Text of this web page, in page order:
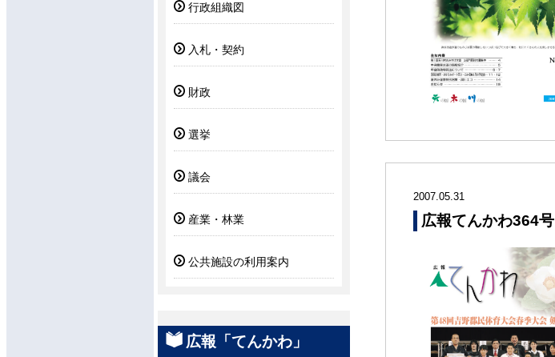
行政組織図
入札・契約
財政
選挙
議会
産業・林業
公共施設の利用案内
広報「てんかわ」
2007.05.31
広報てんかわ364号